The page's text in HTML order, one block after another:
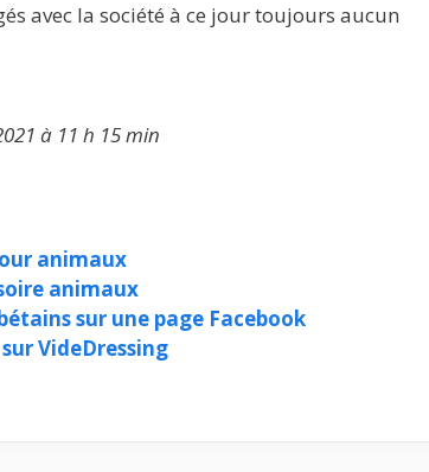
avec la société à ce jour toujours aucun
à 11 h 15 min
animaux
animaux
sur une page Facebook
VideDressing